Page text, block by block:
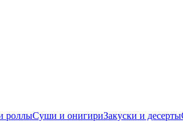
роллыСуши и онигириЗакуски и десерты